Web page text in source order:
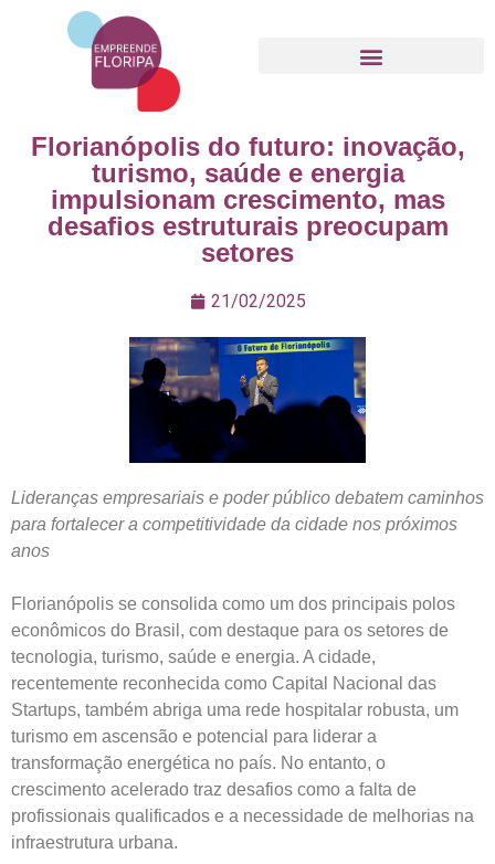
Florianópolis do futuro: inovação,
turismo, saúde e energia
impulsionam crescimento, mas
desafios estruturais preocupam
setores
21/02/2025
Lideranças empresariais e poder público debatem caminhos
para fortalecer a competitividade da cidade nos próximos
anos
Florianópolis se consolida como um dos principais polos
econômicos do Brasil, com destaque para os setores de
tecnologia, turismo, saúde e energia. A cidade,
recentemente reconhecida como Capital Nacional das
Startups, também abriga uma rede hospitalar robusta, um
turismo em ascensão e potencial para liderar a
transformação energética no país. No entanto, o
crescimento acelerado traz desafios como a falta de
profissionais qualificados e a necessidade de melhorias na
infraestrutura urbana.